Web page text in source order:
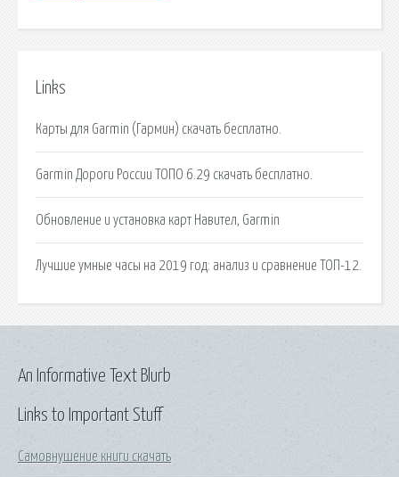
Links
Карты для Garmin (Гармин) скачать бесплатно.
Garmin Дороги России ТОПО 6.29 скачать бесплатно.
Обновление и установка карт Навител, Garmin
Лучшие умные часы на 2019 год: анализ и сравнение ТОП-12.
Links to Important Stuff
Самовнушение книги скачать
An Informative Text Blurb